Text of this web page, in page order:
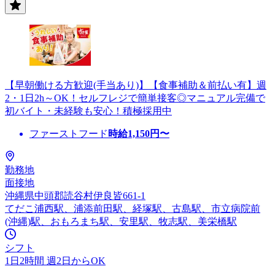
【早朝働ける方歓迎(手当あり)】【食事補助＆前払い有】週
2・1日2h～OK！セルフレジで簡単接客◎マニュアル完備で
初バイト・未経験も安心！積極採用中
ファーストフード 時給1,150円〜
勤務地
面接地
沖縄県中頭郡読谷村伊良皆661-1
てだこ浦西駅、浦添前田駅、経塚駅、古島駅、市立病院前
(沖縄)駅、おもろまち駅、安里駅、牧志駅、美栄橋駅
シフト
1日2時間 週2日からOK